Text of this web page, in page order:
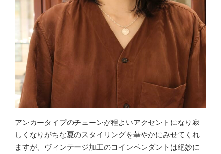
アンカータイプのチェーンが程よいアクセントになり寂
しくなりがちな夏のスタイリングを華やかにみせてくれ
ますが、ヴィンテージ加工のコインペンダントは絶妙に